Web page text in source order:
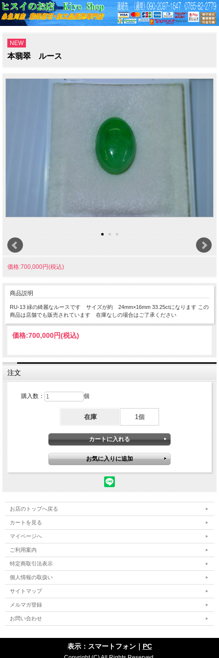
NEW
本翡翠 ルース
価格:700,000円(税込)
商品説明
RU-13 緑の綺麗なルースです サイズが約 24mm×16mm 33.25ctになります この
商品は店舗でも販売されています 在庫なしの場合はご了承ください
価格:700,000円(税込)
注文
購入数： 個
在庫 1個
お店のトップへ戻る
カートを見る
マイページへ
ご利用案内
特定商取引法表示
個人情報の取扱い
サイトマップ
メルマガ登録
お問い合わせ
表示：スマートフォン｜ PC